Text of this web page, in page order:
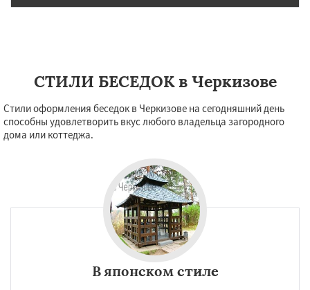
СТИЛИ БЕСЕДОК в Черкизове
Стили оформления беседок в Черкизове на сегодняшний день
способны удовлетворить вкус любого владельца загородного
дома или коттеджа.
В японском стиле